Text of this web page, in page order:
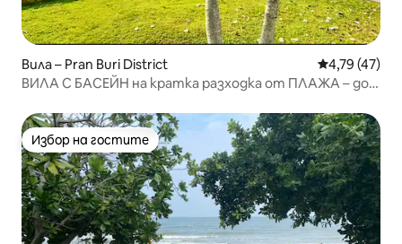
Вила – Pran Buri District Средна
4,79 (47)
ВИЛА С БАСЕЙН на кратка разходка от ПЛАЖА – до
Избор на гостите
Избор на гостите